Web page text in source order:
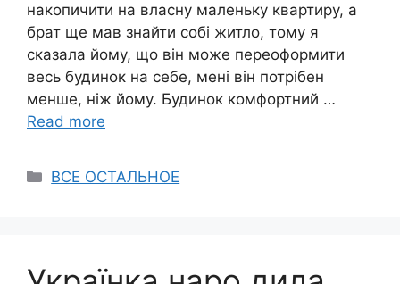
накопичити на власну маленьку квартиру, а
брат ще мав знайти собі житло, тому я
сказала йому, що він може переоформити
весь будинок на себе, мені він потрібен
менше, ніж йому. Будинок комфортний …
Read more
Categories
ВСЕ ОСТАЛЬНОЕ